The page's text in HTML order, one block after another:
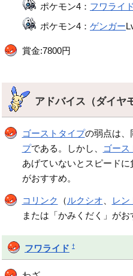
ポケモン4： フワライド
ポケモン4：ゲンガー
賞金:7800円
アドバイス（ダイヤ
ゴーストタイプの弱点は、
プである。しかし、 ゴース
あげていないとスピードに
がおすすめ。
コリンク （ ルクシオ レン
または「かみくだく」がお
フワライド †